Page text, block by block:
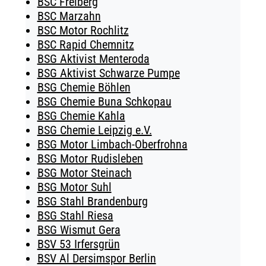
BSC Marzahn
BSC Motor Rochlitz
BSC Rapid Chemnitz
BSG Aktivist Menteroda
BSG Aktivist Schwarze Pumpe
BSG Chemie Böhlen
BSG Chemie Buna Schkopau
BSG Chemie Kahla
BSG Chemie Leipzig e.V.
BSG Motor Limbach-Oberfrohna
BSG Motor Rudisleben
BSG Motor Steinach
BSG Motor Suhl
BSG Stahl Brandenburg
BSG Stahl Riesa
BSG Wismut Gera
BSV 53 Irfersgrün
BSV Al Dersimspor Berlin